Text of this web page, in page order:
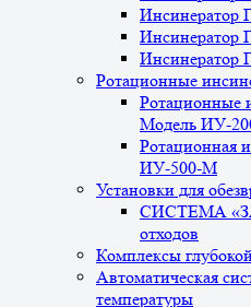
Инсинератор
Инсинератор
Инсинератор
Ротационные
Ротационные
Модель ИУ-
Ротационная
ИУ-500-М
Установки для
СИСТЕМА
отходов
Комплексы
Автоматическая
температуры